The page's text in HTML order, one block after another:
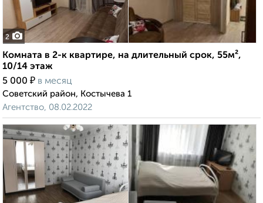
2
Комната в 2-к квартире, на длительный срок, 55м²,
10/14 этаж
5 000 ₽ в месяц
Советский район, Костычева 1
Агентство, 08.02.2022